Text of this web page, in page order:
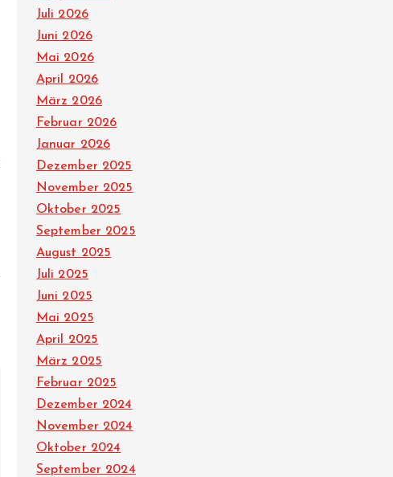
Juli 2026
Juni 2026
Mai 2026
April 2026
März 2026
Februar 2026
Januar 2026
Dezember 2025
November 2025
Oktober 2025
September 2025
August 2025
Juli 2025
Juni 2025
Mai 2025
April 2025
März 2025
Februar 2025
Dezember 2024
November 2024
Oktober 2024
September 2024